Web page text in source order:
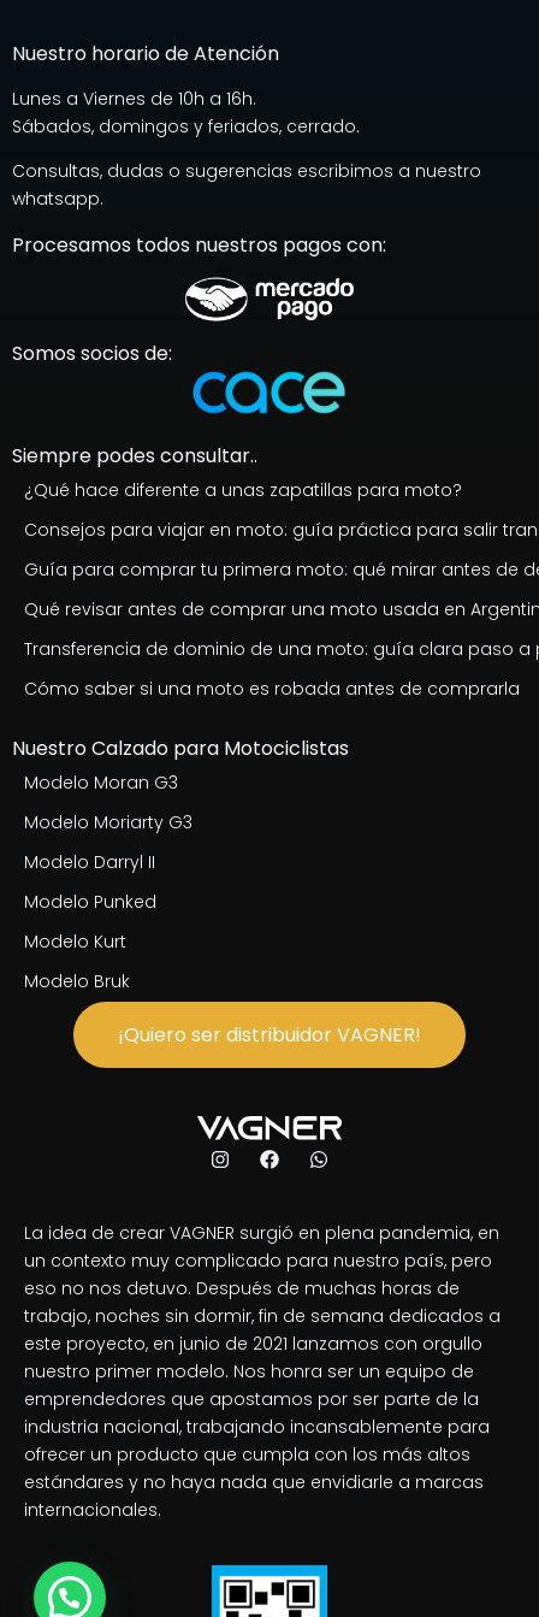
Nuestro horario de Atención
Lunes a Viernes de 10h a 16h.
Sábados, domingos y feriados, cerrado.
Consultas, dudas o sugerencias escribimos a nuestro
whatsapp.
Procesamos todos nuestros pagos con:
Somos socios de:
Siempre podes consultar..
¿Qué hace diferente a unas zapatillas para moto?
Consejos para viajar en moto: guía práctica para salir
Guía para comprar tu primera moto: qué mirar antes de
Qué revisar antes de comprar una moto usada en
Transferencia de dominio de una moto: guía clara paso a
Cómo saber si una moto es robada antes de comprarla
Nuestro Calzado para Motociclistas
Modelo Moran G3
Modelo Moriarty G3
Modelo Darryl II
Modelo Punked
Modelo Kurt
Modelo Bruk
¡Quiero ser distribuidor VAGNER!
La idea de crear VAGNER surgió en plena pandemia, en
un contexto muy complicado para nuestro país, pero
eso no nos detuvo. Después de muchas horas de
trabajo, noches sin dormir, fin de semana dedicados a
este proyecto, en junio de 2021 lanzamos con orgullo
nuestro primer modelo. Nos honra ser un equipo de
emprendedores que apostamos por ser parte de la
industria nacional, trabajando incansablemente para
ofrecer un producto que cumpla con los más altos
estándares y no haya nada que envidiarle a marcas
internacionales.